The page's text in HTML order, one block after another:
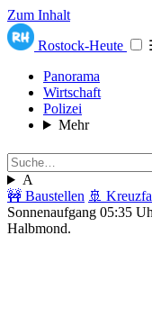
Zum Inhalt
Rostock-Heute
Panorama
Wirtschaft
Polizei
Mehr
A
🚧 Baustellen 🚢
Sonnenaufgang 05:35
Halbmond.